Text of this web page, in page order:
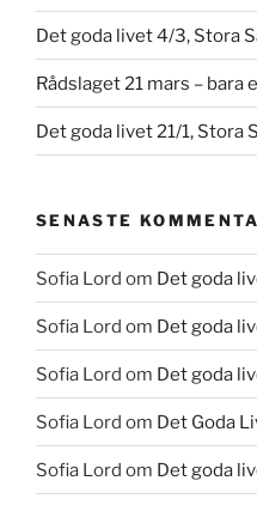
Det goda livet 4/3, Stora
Rådslaget 21 mars – bara
Det goda livet 21/1, Stora
SENASTE
Sofia Lord om Det goda
Sofia Lord om Det goda
Sofia Lord om Det goda
Sofia Lord om Det Goda
Sofia Lord om Det goda